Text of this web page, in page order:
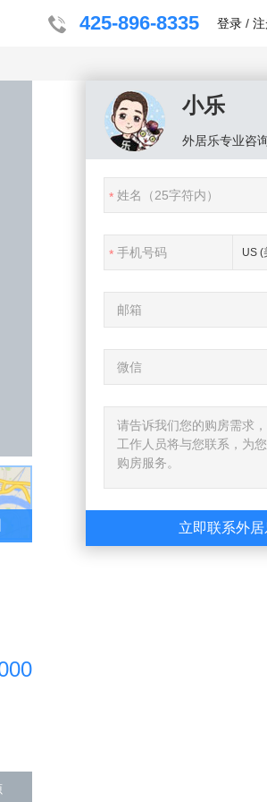
425-896-8335 登录 /
小乐
外居乐专业咨
US (
立即联系外居